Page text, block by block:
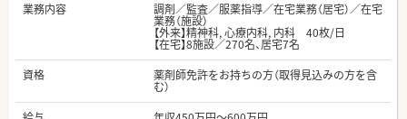
業務内容
調剤／監査／服薬指導／在宅業務（居宅）／在宅
業務（施設）
【外来】精神科, 心療内科, 内科 40枚/日
【在宅】8施設／270名、居宅7名
資格
薬剤師免許をお持ちの方（取得見込みの方を含
む）